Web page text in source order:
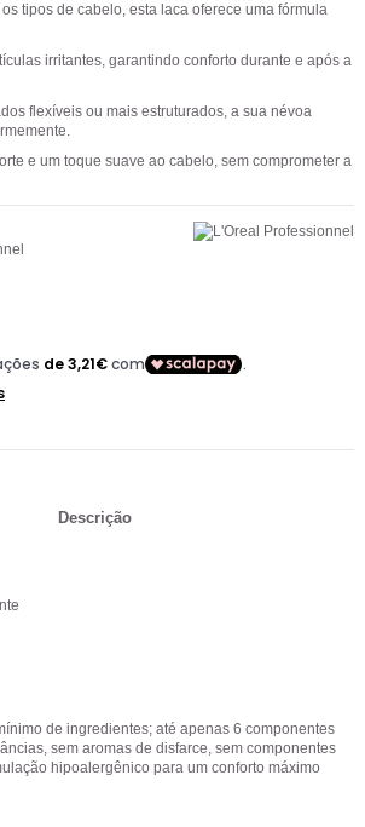
tipos de cabelo, esta laca oferece uma fórmula
irritantes, garantindo conforto durante e após a
flexíveis ou mais estruturados, a sua névoa
e um toque suave ao cabelo, sem comprometer a
Descrição
de ingredientes; até apenas 6 componentes
sem aromas de disfarce, sem componentes
hipoalergênico para um conforto máximo